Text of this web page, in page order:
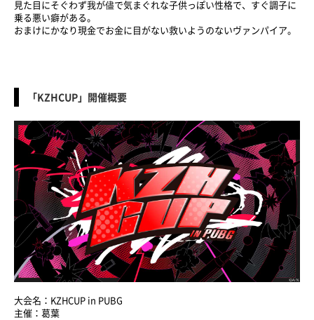
見た目にそぐわず我が儘で気まぐれな子供っぽい性格で、すぐ調子に
乗る悪い癖がある。
おまけにかなり現金でお金に目がない救いようのないヴァンパイア。
「KZHCUP」開催概要
大会名：KZHCUP in PUBG
主催：葛葉